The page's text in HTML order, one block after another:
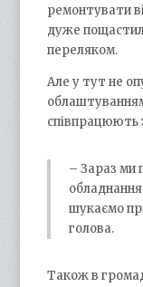
ремонтувати
дуже
переляком.
Але у тут не
співпрацюють
– Зараз ми
шукаємо
голова.
Також в